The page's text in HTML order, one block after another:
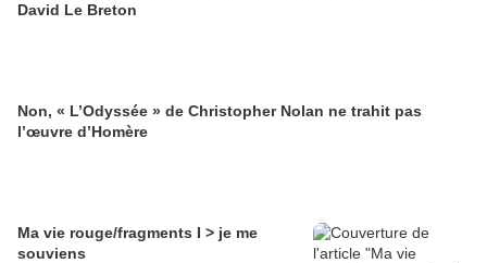
David Le Breton
Non, « L’Odyssée » de Christopher Nolan ne trahit pas
l’œuvre d’Homère
Ma vie rouge/fragments I > je me
souviens